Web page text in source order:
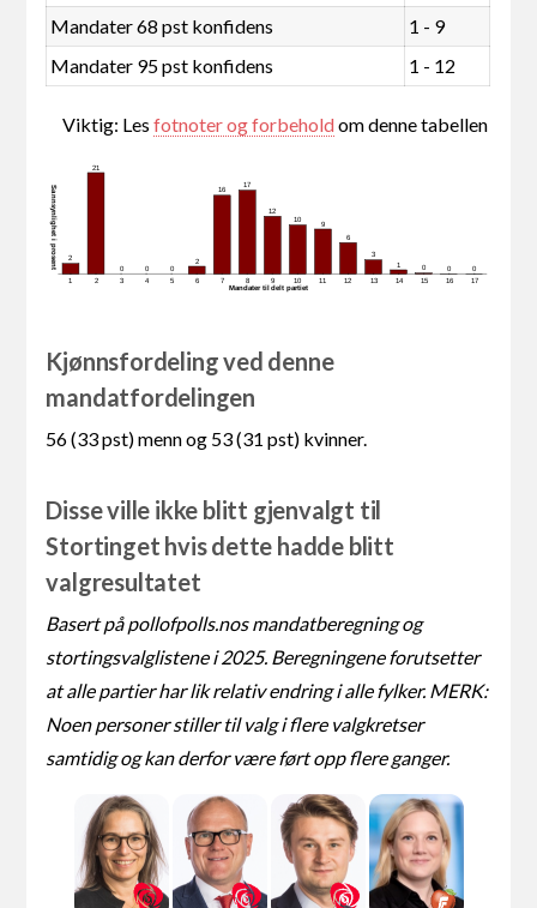
Mandater 68 pst konfidens
1 - 9
Mandater 95 pst konfidens
1 - 12
Viktig: Lesfotnoter og forbeholdom denne tabellen
Mandater tildelt partiet
Sannsynlighet i prosent 2
21
0 0 0
2
16
17
12
10
9
6
3
1
0 0 0
1 2 3 4 5 6 7 8 9 10 11 12 13 14 15 16 17
Kjønnsfordeling ved denne
mandatfordelingen
56 (33 pst) menn og 53 (31 pst) kvinner.
Disse ville ikke blitt gjenvalgt til
Stortinget hvis dette hadde blitt
valgresultatet
Basert på pollofpolls.nos mandatberegning og
stortingsvalglistene i 2025. Beregningene forutsetter
at alle partier har lik relativ endring i alle fylker. MERK:
Noen personer stiller til valg i flere valgkretser
samtidig og kan derfor være ført opp flere ganger.